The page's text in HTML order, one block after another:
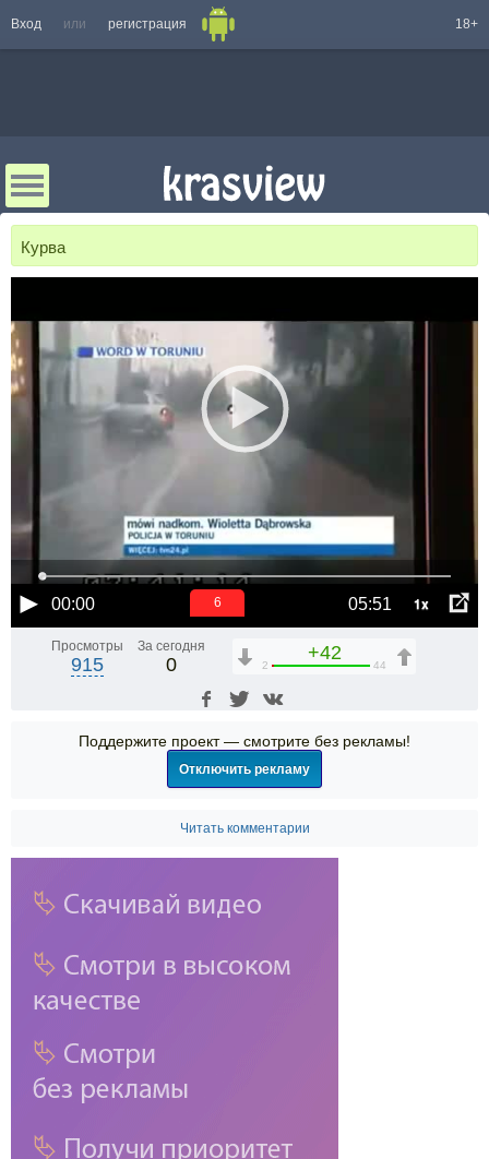
Вход или регистрация 18+
Курва
00:00 05:51 1x
5
Просмотры
915
За сегодня
0
+42
2 44
Поддержите проект — смотрите без рекламы!
Отключить рекламу
Читать комментарии